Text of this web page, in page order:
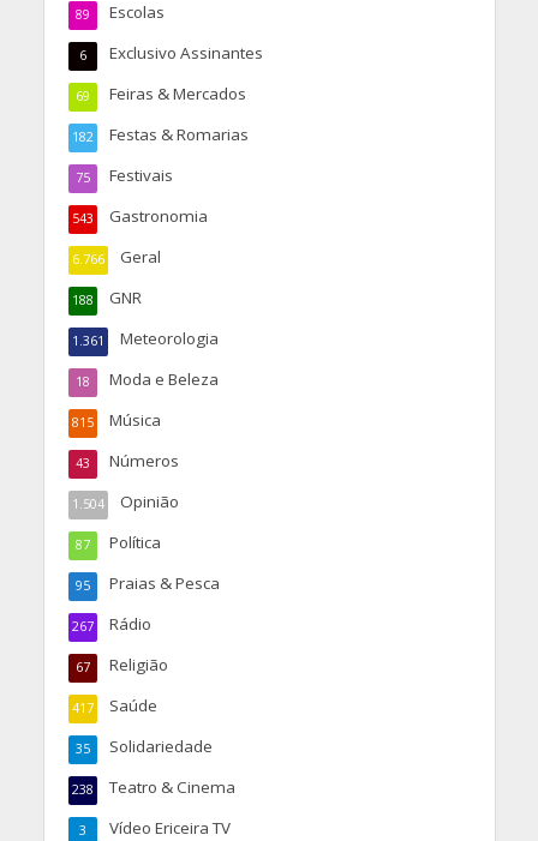
Escolas
89
Exclusivo Assinantes
6
Feiras & Mercados
69
Festas & Romarias
182
Festivais
75
Gastronomia
543
Geral
6.766
GNR
188
Meteorologia
1.361
Moda e Beleza
18
Música
815
Números
43
Opinião
1.504
Política
87
Praias & Pesca
95
Rádio
267
Religião
67
Saúde
417
Solidariedade
35
Teatro & Cinema
238
Vídeo Ericeira TV
3